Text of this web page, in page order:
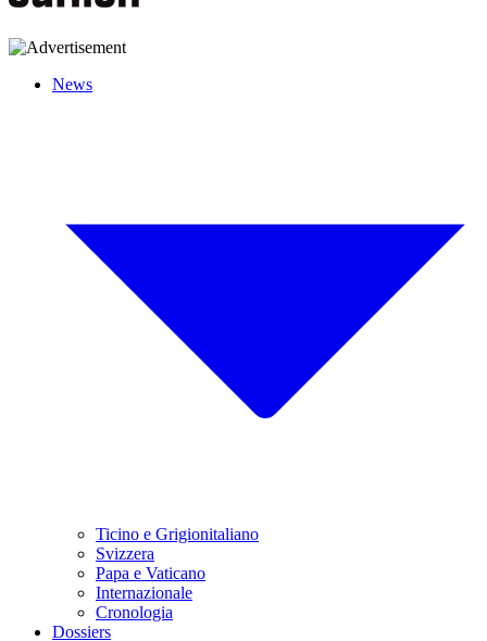
News
Ticino e Grigionitaliano
Svizzera
Papa e Vaticano
Internazionale
Cronologia
Dossiers